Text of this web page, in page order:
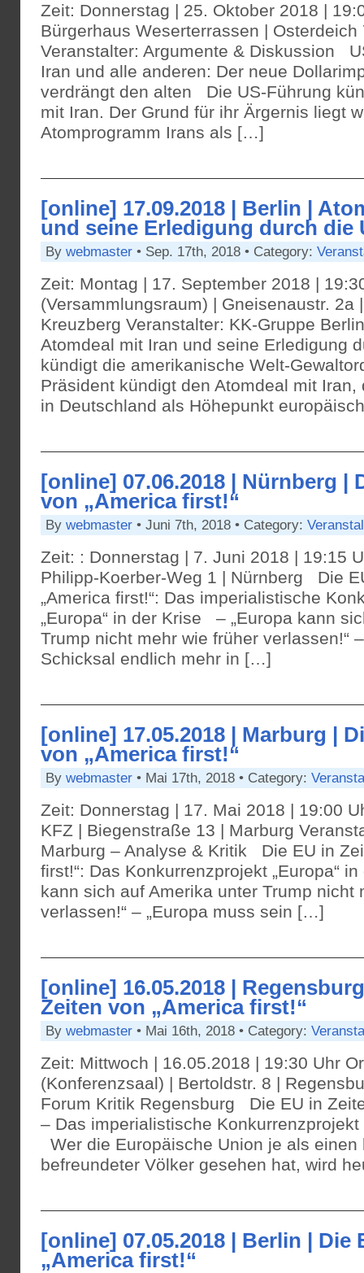
Zeit: Donnerstag | 25. Oktober 2018 |
Bürgerhaus Weserterrassen | Osterdeich
Veranstalter: Argumente & Diskussion
Iran und alle anderen: Der neue
verdrängt den alten Die US-Führung
mit Iran. Der Grund für ihr Ärgernis liegt
Atomprogramm Irans als […]
[online] 17.09.2018 | Berlin |
und seine Erledigung durch die
By webmaster • Sep. 17th, 2018 • Category:
Zeit: Montag | 17. September 2018 |
(Versammlungsraum) | Gneisenaustr. 2a
Kreuzberg Veranstalter: KK-Gruppe
Atomdeal mit Iran und seine Erledigung
kündigt die amerikanische Welt-
Präsident kündigt den Atomdeal mit
in Deutschland als Höhepunkt
[online] 07.06.2018 | Nürnberg |
von „America first!“
By webmaster • Juni 7th, 2018 • Category:
Zeit: : Donnerstag | 7. Juni 2018 | 19:15
Philipp-Koerber-Weg 1 | Nürnberg Die
„America first!“: Das imperialistische
„Europa“ in der Krise – „Europa kann
Trump nicht mehr wie früher verlassen!“
Schicksal endlich mehr in […]
[online] 17.05.2018 | Marburg |
von „America first!“
By webmaster • Mai 17th, 2018 • Category:
Zeit: Donnerstag | 17. Mai 2018 | 19:00
KFZ | Biegenstraße 13 | Marburg
Marburg – Analyse & Kritik Die EU in
first!“: Das Konkurrenzprojekt „Europa“
kann sich auf Amerika unter Trump nicht
verlassen!“ – „Europa muss sein […]
[online] 16.05.2018 |
Zeiten von „America first!“
By webmaster • Mai 16th, 2018 • Category:
Zeit: Mittwoch | 16.05.2018 | 19:30 Uhr
(Konferenzsaal) | Bertoldstr. 8 |
Forum Kritik Regensburg Die EU in
– Das imperialistische Konkurrenzprojekt
Wer die Europäische Union je als einen
befreundeter Völker gesehen hat, wird
[online] 07.05.2018 | Berlin | Die
„America first!“